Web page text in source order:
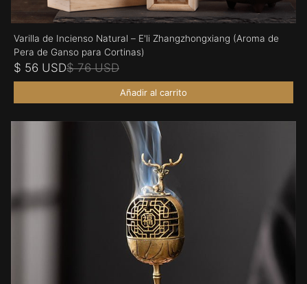
Varilla de Incienso Natural – E'li Zhangzhongxiang (Aroma de
Pera de Ganso para Cortinas)
$ 56 USD$ 76 USD
Añadir al carrito